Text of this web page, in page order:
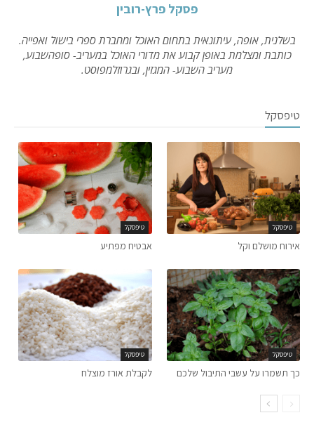
פסקל פרץ-רובין
בשלנית, אופה, עיתונאית בתחום האוכל ומחברת ספרי בישול ואפייה.
כותבת ומצלמת באופן קבוע את מדורי האוכל במעריב- סופהשבוע,
מעריב השבוע- המגזין, ובגרוזלמפוסט.
טיפסקל
טיפסקל
אירוח מושלם וקל
טיפסקל
אבטיח מפתיע
טיפסקל
כך תשמרו על עשבי התיבול שלכם
טיפסקל
לקבלת אורז מוצלח